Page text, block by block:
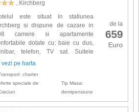
, Kirchberg
de la
659
Euro
este situat in statiunea
si dispune de cazare in
camere si apartamente
dotate cu: baie cu dus,
telefon, TV sat. Suitele
pentru 2-4 persoane (3
cu: baie cu cada si du...
vezi pe harta
charter
speciale de
Tip Masa:
demipensiune